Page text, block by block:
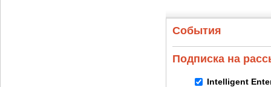
События
Подписка на
Intelligent